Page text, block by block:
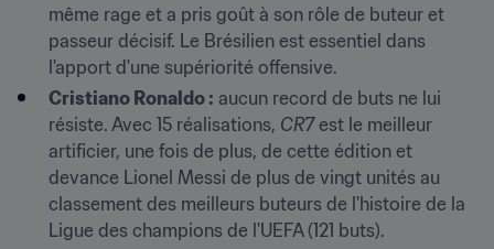
même rage et a pris goût à son rôle de buteur et
passeur décisif. Le Brésilien est essentiel dans
l'apport d'une supériorité offensive.
Cristiano Ronaldo : aucun record de buts ne lui
résiste. Avec 15 réalisations, CR7 est le meilleur
artificier, une fois de plus, de cette édition et
devance Lionel Messi de plus de vingt unités au
classement des meilleurs buteurs de l'histoire de la
Ligue des champions de l'UEFA (121 buts).